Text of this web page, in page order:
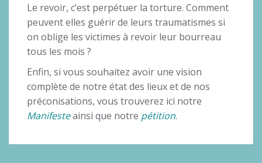
Le revoir, c’est perpétuer la torture. Comment
peuvent elles guérir de leurs traumatismes si
on oblige les victimes à revoir leur bourreau
tous les mois ?
Enfin, si vous souhaitez avoir une vision
complète de notre état des lieux et de nos
préconisations, vous trouverez ici notre
Manifesteainsi que notre pétition.